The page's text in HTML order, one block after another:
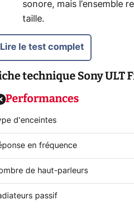
sonore, mais l’ensemble
taille.
Lire le test complet
techniqueSony ULT
Performances
d'enceintes
en fréquence
de haut-parleurs
passif